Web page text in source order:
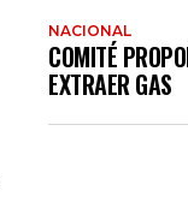
NACIONAL
COMITÉ
EXTRAER GAS